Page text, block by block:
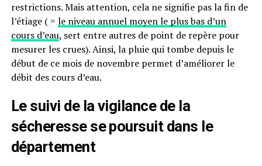
restrictions. Mais attention, cela ne signifie pas la fin de
l’étiage ( = le niveau annuel moyen le plus bas d’un
cours d’eau, sert entre autres de point de repère pour
mesurer les crues). Ainsi, la pluie qui tombe depuis le
début de ce mois de novembre permet d’améliorer le
débit des cours d’eau.
Le suivi de la vigilance de la
sécheresse se poursuit dans le
département